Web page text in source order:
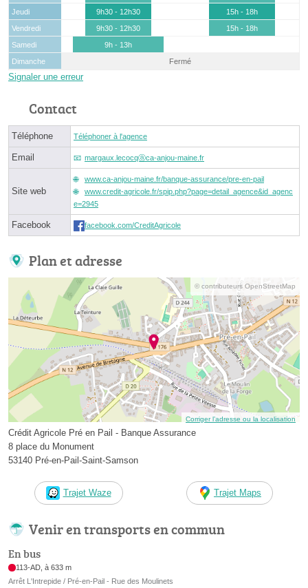
Jeudi
9h30 - 12h30
15h - 18h
Vendredi
9h30 - 12h30
15h - 18h
Samedi
9h - 13h
Dimanche
Fermé
Signaler une erreur
Contact
Téléphone Téléphoner à l'agence
Email margaux.lecocqⓐca-anjou-maine.fr
Site web
www.ca-anjou-maine.fr/banque-assurance/pre-en-pail
www.credit-agricole.fr/spip.php?page=detail_agence&id_agenc
e=2945
Facebook facebook.com/CreditAgricole
Plan et adresse
© contributeurs OpenStreetMap
Corriger l’adresse ou la localisation
Crédit Agricole Pré en Pail - Banque Assurance
8 place du Monument
53140 Pré-en-Pail-Saint-Samson
Trajet Waze Trajet Maps
Venir en transports en commun
En bus
113-AD, à 633 m
Arrêt L'Intrepide / Pré-en-Pail - Rue des Moulinets